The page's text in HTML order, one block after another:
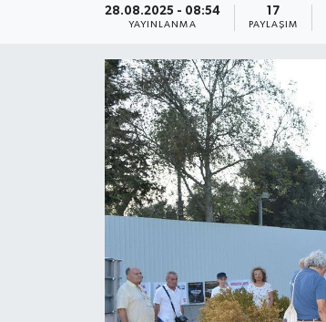
28.08.2025 - 08:54
YAYINLANMA
17
PAYLAŞIM
SAĞLIK
EĞİTİM
RÖPORTAJ
Son Dakika Haberleri